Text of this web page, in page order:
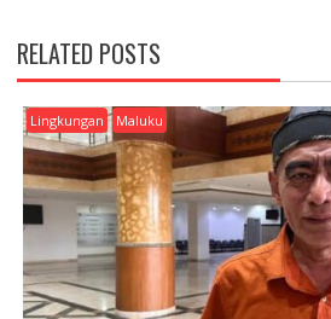
A
V
I
G
A
T
O
RELATED POSTS
Lingkungan Maluku